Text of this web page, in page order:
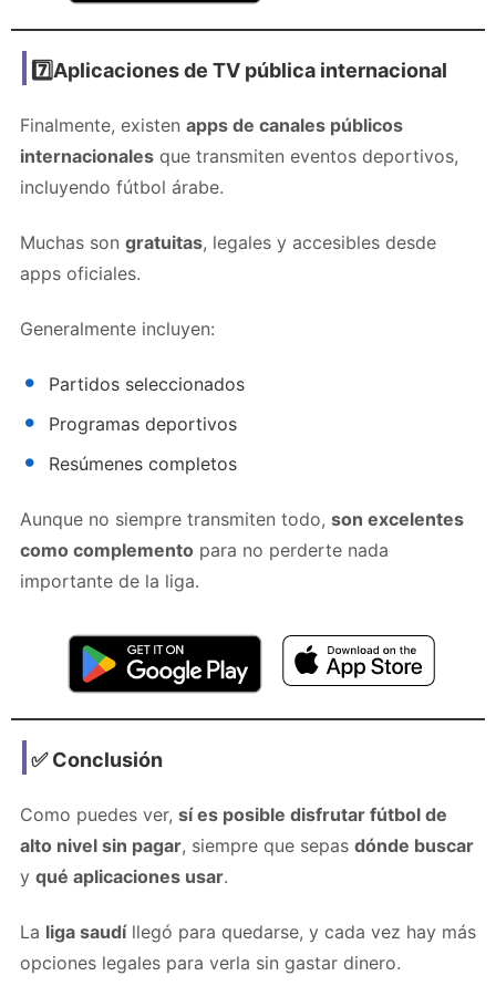
7️⃣Aplicaciones de TV pública internacional
Finalmente, existen apps de canales públicos
internacionales que transmiten eventos deportivos,
incluyendo fútbol árabe.
Muchas son gratuitas, legales y accesibles desde
apps oficiales.
Generalmente incluyen:
Partidos seleccionados
Programas deportivos
Resúmenes completos
Aunque no siempre transmiten todo, son excelentes
como complemento para no perderte nada
importante de la liga.
✅ Conclusión
Como puedes ver, sí es posible disfrutar fútbol de
alto nivel sin pagar, siempre que sepas dónde buscar
y qué aplicaciones usar.
La liga saudíllegó para quedarse, y cada vez hay más
opciones legales para verla sin gastar dinero.